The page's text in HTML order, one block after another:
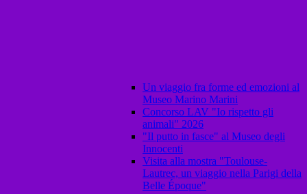
Un viaggio fra forme ed emozioni al
Museo Marino Marini
Concorso LAV "Io rispetto gli
animali" 2026
"Il putto in fasce" al Museo degli
Innocenti
Visita alla mostra "Toulouse-
Lautrec, un viaggio nella Parigi della
Belle Époque"